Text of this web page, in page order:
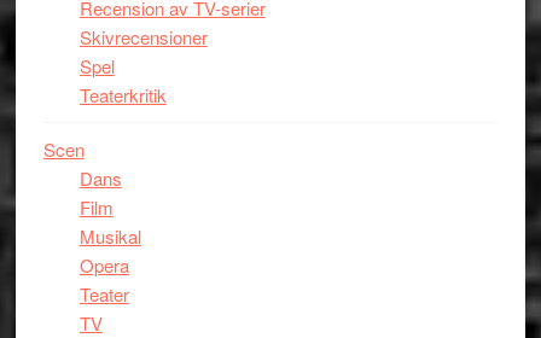
Recension av TV-serier
Skivrecensioner
Spel
Teaterkritik
Scen
Dans
Film
Musikal
Opera
Teater
TV